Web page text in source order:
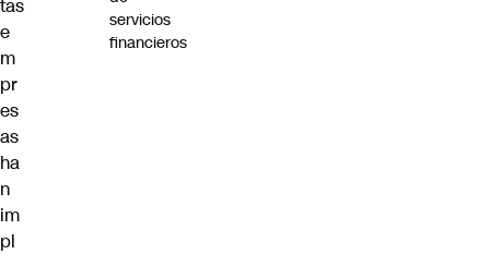
tas
e
m
pr
es
as
ha
n
im
pl
servicios
financieros